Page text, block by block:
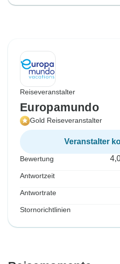
Reiseveranstalter
Europamundo
Gold Reiseveranstalter
Veranstalter
Bewertung
Antwortzeit
Antwortrate
Stornorichtlinien